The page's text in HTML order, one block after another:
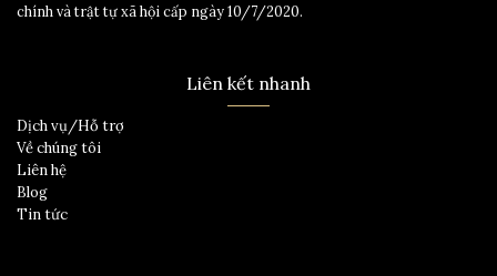
chính và trật tự xã hội cấp ngày 10/7/2020.
Liên kết nhanh
Dịch vụ/Hỗ trợ
Về chúng tôi
Liên hệ
Blog
Tin tức